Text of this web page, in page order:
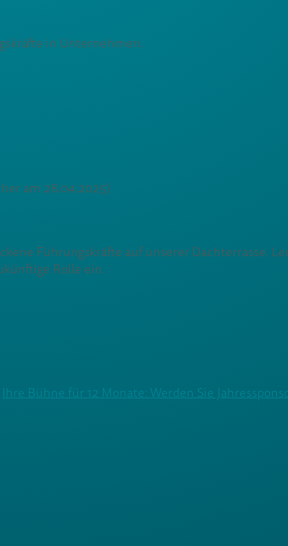
in Unternehmen.
am 28.04.2025)
Führungskräfte auf unserer Dachterrasse.
Rolle ein.
Ihre Bühne für 12 Monate: Werden Sie